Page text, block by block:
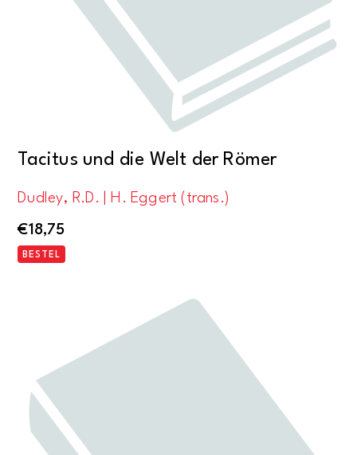
Tacitus und die Welt der Römer
Dudley, R.D. | H. Eggert (trans.)
€18,75
BESTEL